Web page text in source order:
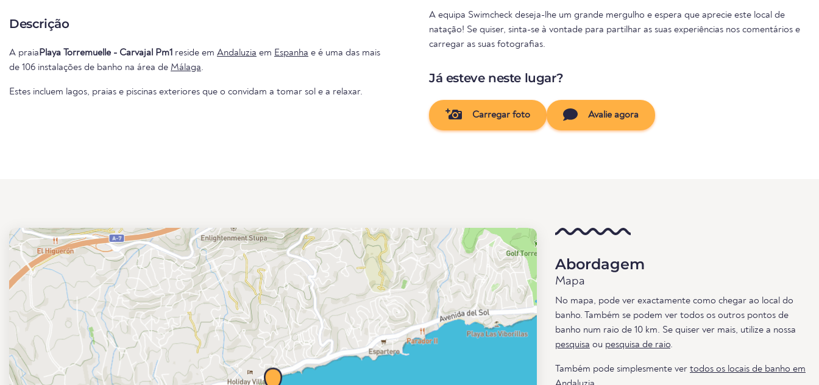
Descrição
A praia Playa Torremuelle - Carvajal Pm1 reside em Andaluzia em Espanha e é uma das mais
de 106 instalações de banho na área de Málaga.
Estes incluem lagos, praias e piscinas exteriores que o convidam a tomar sol e a relaxar.
A equipa Swimcheck deseja-lhe um grande mergulho e espera que aprecie este local de
natação! Se quiser, sinta-se à vontade para partilhar as suas experiências nos comentários e
carregar as suas fotografias.
Já esteve neste lugar?
Carregar foto Avalie agora
Abordagem
Mapa
No mapa, pode ver exactamente como chegar ao local do
banho. Também se podem ver todos os outros pontos de
banho num raio de 10 km. Se quiser ver mais, utilize a nossa
pesquisa ou pesquisa de raio.
Também pode simplesmente ver todos os locais de banho em